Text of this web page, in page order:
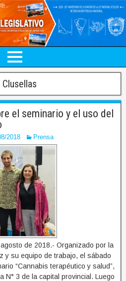
el seminario y el uso del
2018 Prensa
de 2018.- Organizado por la
y su equipo de trabajo, el sábado
“Cannabis terapéutico y salud”,
N° 3 de la capital provincial. Luego